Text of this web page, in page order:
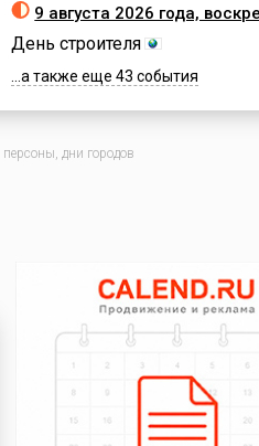
9 августа 2026 года,
День строителя
...а также еще 43 события
дни городов